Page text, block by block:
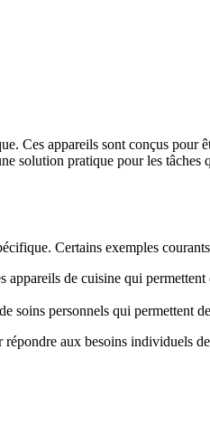
Ces appareils sont conçus pour
solution pratique pour les
Certains exemples
de cuisine qui permettent
soins personnels qui permettent
aux besoins individuels